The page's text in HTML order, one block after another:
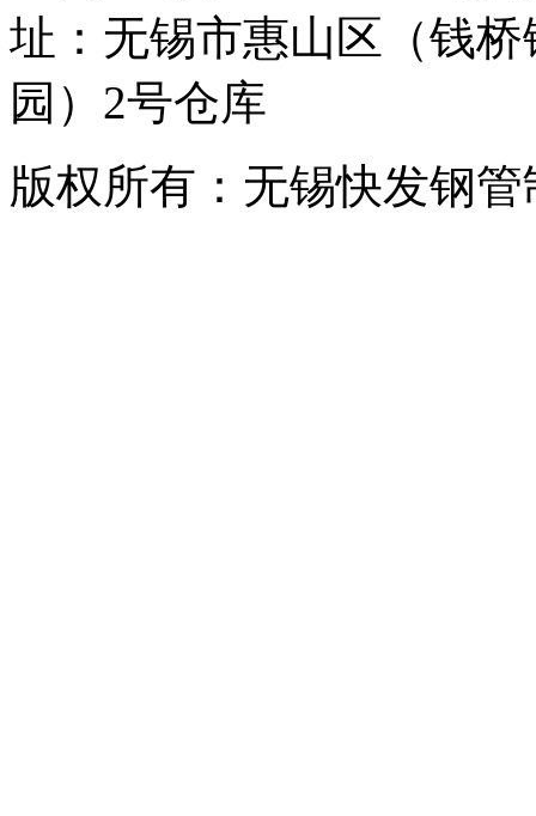
址：无锡市惠山区（钱
园）2号仓库
版权所有：无锡快发钢